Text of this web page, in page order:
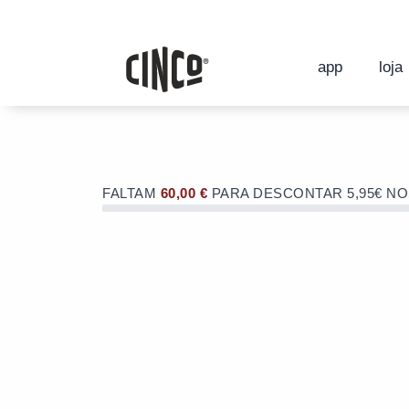
OFERTA de portes de envio no valor
app loja
FALTAM 60,00 € PARA DESCONTAR 5,95€